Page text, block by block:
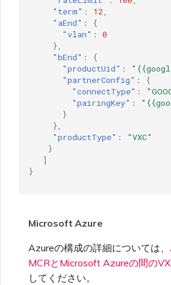
"term" : 12,
"aEnd" :
{
"vlan" :
0
},
"bEnd" :
{
"productUid" :
"partnerConfig" :
{
"connectType" :
"pairingKey" :
}
},
"productType" :
"VXC"
}
]
}
Microsoft Azure
Azureの構成の詳細については、
MCRとMicrosoft Azureの間の
してください。